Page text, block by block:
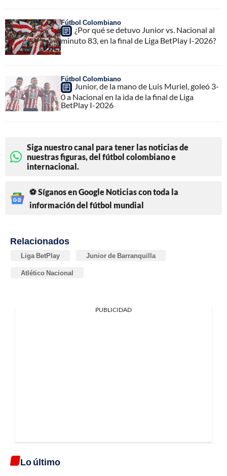
Fútbol Colombiano
¿Por qué se detuvo Junior vs. Nacional al
minuto 83, en la final de Liga BetPlay I-2026?
Fútbol Colombiano
Junior, de la mano de Luis Muriel, goleó 3-
0 a Nacional en la ida de la final de Liga
BetPlay I-2026
Siga nuestro canal para tener las noticias de
nuestras figuras, del fútbol colombiano e
internacional.
⚽ Síganos en Google Noticias con toda la
información del fútbol mundial
Relacionados
Liga BetPlay Junior de Barranquilla
Atlético Nacional
PUBLICIDAD
Lo último